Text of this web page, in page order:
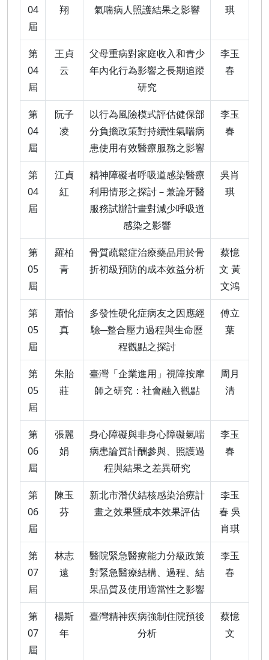
04
屆
翔 氣喘病人照護結果之影響 琪
第
04
屆
王貞
云
父母重病對家庭收入和青少
年內化行為影響之長期追蹤
研究
李玉
春
第
04
屆
阮子
凌
以行為風險模式評估健保部
分負擔政策對持續性氣喘病
患使用有效醫療服務之影響
李玉
春
第
04
屆
江貞
紅
精神障礙者呼吸道感染醫療
利用情形之探討－兼論牙醫
服務試辦計畫對減少呼吸道
感染之影響
吳肖
琪
第
05
屆
羅柏
青
骨質疏鬆症治療藥品用於骨
折初級預防的成本效益分析
蔡憶
文 黃
文鴻
第
05
屆
蕭怡
真
多發性硬化症病友之因應經
驗─整合壓力過程與生命歷
程觀點之探討
傅立
葉
第
05
屆
朱貽
莊
臺灣「企業進用」視障按摩
師之研究：社會融入觀點
周月
清
第
06
屆
張麗
娟
身心障礙與非身心障礙氣喘
病患論質計酬參與、照護過
程與結果之差異研究
李玉
春
第
06
屆
陳玉
芬
新北市潛伏結核感染治療計
畫之效果暨成本效果評估
李玉
春 吳
肖琪
第
07
屆
林志
遠
醫院緊急醫療能力分級政策
對緊急醫療結構、過程、結
果品質及使用適當性之影響
李玉
春
第
07
屆
楊斯
年
臺灣精神疾病強制住院預後
分析
蔡憶
文